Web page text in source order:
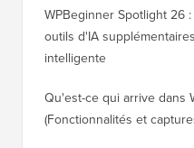
WPBeginner Spotlight 26
outils d'IA
intelligente
Qu'est-ce qui arrive dans
(Fonctionnalités et